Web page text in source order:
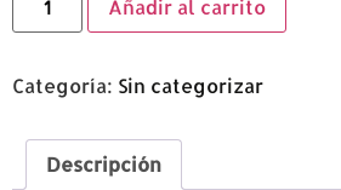
Añadir al carrito
Categoría: Sin categorizar
Descripción